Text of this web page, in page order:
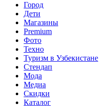
Город
Дети
Магазины
Premium
Фото
Техно
Туризм в Узбекистане
Стендап
Мода
Медиа
Скидки
Каталог